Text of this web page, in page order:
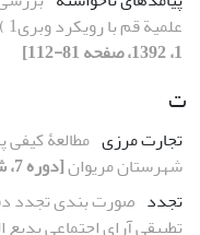
علمیة قم با رویکرد وبری1 )فرآیندها، چالشها و موانع(
1، 1392، صفحه 81-112]
ت
تجارت مرزی مطالعۀ
شهرستان مریوان[دوره 7، شماره 2، 1392، صفحه 135-154]
تجدد صورت بندی تجدد
تطبیقی آرای اجتماعی